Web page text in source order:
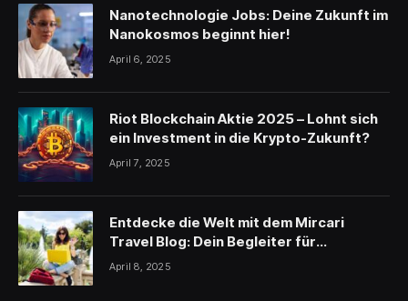
Nanotechnologie Jobs: Deine Zukunft im
Nanokosmos beginnt hier!
April 6, 2025
Riot Blockchain Aktie 2025 – Lohnt sich
ein Investment in die Krypto-Zukunft?
April 7, 2025
Entdecke die Welt mit dem Mircari
Travel Blog: Dein Begleiter für
unvergessliche Reisen
April 8, 2025